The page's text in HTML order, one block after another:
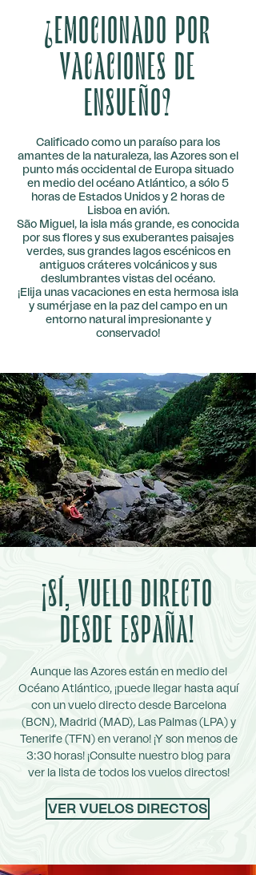
¿EMOCIONADO POR
VACACIONES DE
ENSUEÑO?
Calificado como un paraíso para los
amantes de la naturaleza, las Azores son el
punto más occidental de Europa situado
en medio del océano Atlántico, a sólo 5
horas de Estados Unidos y 2 horas de
Lisboa en avión.
São Miguel, la isla más grande, es conocida
por sus flores y sus exuberantes paisajes
verdes, sus grandes lagos escénicos en
antiguos cráteres volcánicos y sus
deslumbrantes vistas del océano.
¡E lija unas vacaciones en esta hermosa isla
y sumérjase en la paz del campo en un
entorno natural impresionante y
conservado!
¡SÍ, VUELO DIRECTO
DESDE ESPAÑA!
Aunque las Azores están en medio del
Océano Atlántico, ¡puede llegar hasta aquí
con un vuelo directo desde Barcelona
(BCN), Madrid (MAD), Las Palmas (LPA) y
Tenerife (TFN) en verano! ¡Y son menos de
3:30 horas! ¡Consulte nuestro blog para
ver la lista de todos los vuelos directos!
VER VUELOS DIRECTOS